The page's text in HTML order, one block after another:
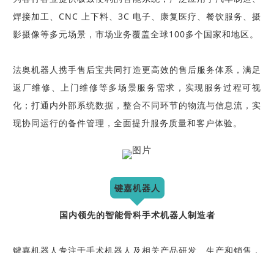
焊接加工、CNC 上下料、3C 电子、康复医疗、餐饮服务、摄
影摄像等多元场景，市场业务覆盖全球100多个国家和地区。
法奥机器人携手售后宝共同打造更高效的售后服务体系，满足
返厂维修、上门维修等多场景服务需求，实现服务过程可视
化；打通内外部系统数据，整合不同环节的物流与信息流，实
现协同运行的备件管理，全面提升服务质量和客户体验。
键嘉机器人
国内领先的智能骨科手术机器人制造者
键嘉机器人专注于手术机器人及相关产品研发、生产和销售，